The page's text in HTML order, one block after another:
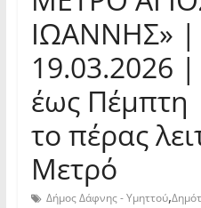
ΙΩΑΝΝΗΣ» |
19.03.2026
έως Πέμπτη
το πέρας
Μετρό
Δήμος Δάφνης - Υμηττού,